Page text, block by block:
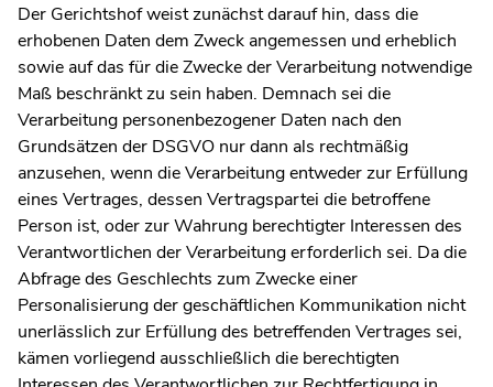
Der Gerichtshof weist zunächst darauf hin, dass die
erhobenen Daten dem Zweck angemessen und erheblich
sowie auf das für die Zwecke der Verarbeitung notwendige
Maß beschränkt zu sein haben. Demnach sei die
Verarbeitung personenbezogener Daten nach den
Grundsätzen der DSGVO nur dann als rechtmäßig
anzusehen, wenn die Verarbeitung entweder zur Erfüllung
eines Vertrages, dessen Vertragspartei die betroffene
Person ist, oder zur Wahrung berechtigter Interessen des
Verantwortlichen der Verarbeitung erforderlich sei. Da die
Abfrage des Geschlechts zum Zwecke einer
Personalisierung der geschäftlichen Kommunikation nicht
unerlässlich zur Erfüllung des betreffenden Vertrages sei,
kämen vorliegend ausschließlich die berechtigten